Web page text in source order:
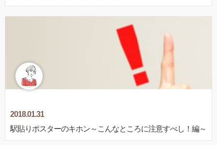
2018.01.31
駅貼りポスターのキホン～こんなところに注意すべし！編～